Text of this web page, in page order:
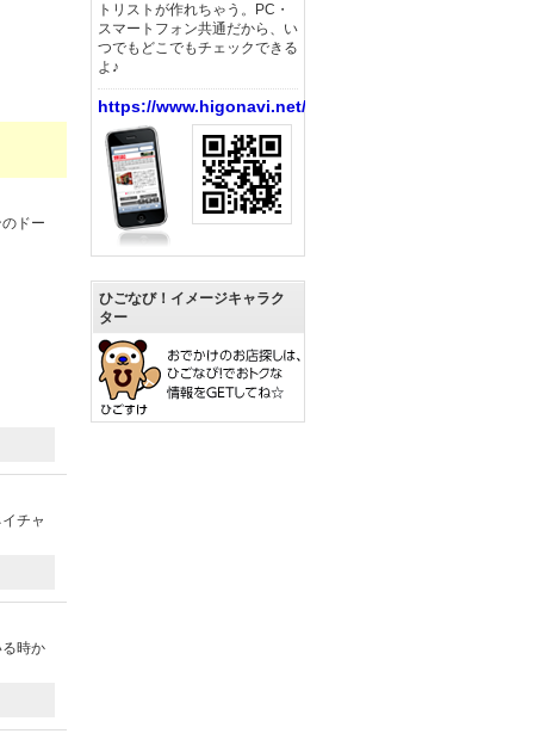
ドー
チャ
時か
トリストが作れちゃう。PC・
スマートフォン共通だから、い
つでもどこでもチェックできる
よ♪
https://www.higonavi.net/
ひごなび！イメージキャラク
ター